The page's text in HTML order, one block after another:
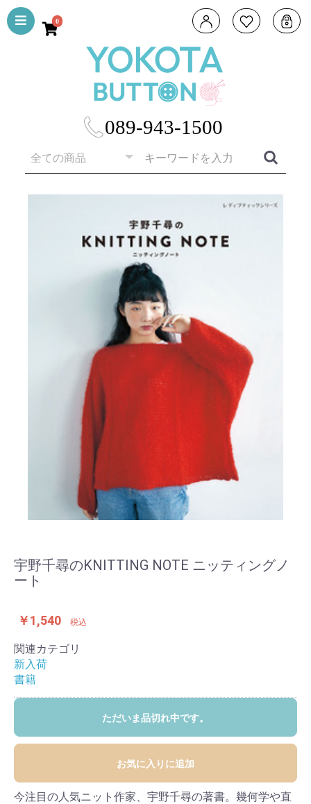
089-943-1500
0
宇野千尋のKNITTING NOTE ニッティングノ
ート
￥1,540 税込
関連カテゴリ
新入荷
書籍
ただいま品切れ中です。
お気に入りに追加
今注目の人気ニット作家、宇野千尋の著書。幾何学や直